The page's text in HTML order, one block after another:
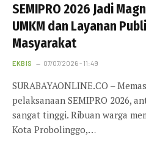
SEMIPRO 2026 Jadi
UMKM dan Layanan
Masyarakat
EKBIS 07/07/2026 - 11:49
SURABAYAONLINE.CO –
pelaksanaan SEMIPRO 2026,
sangat tinggi. Ribuan warga
Kota Probolinggo,…